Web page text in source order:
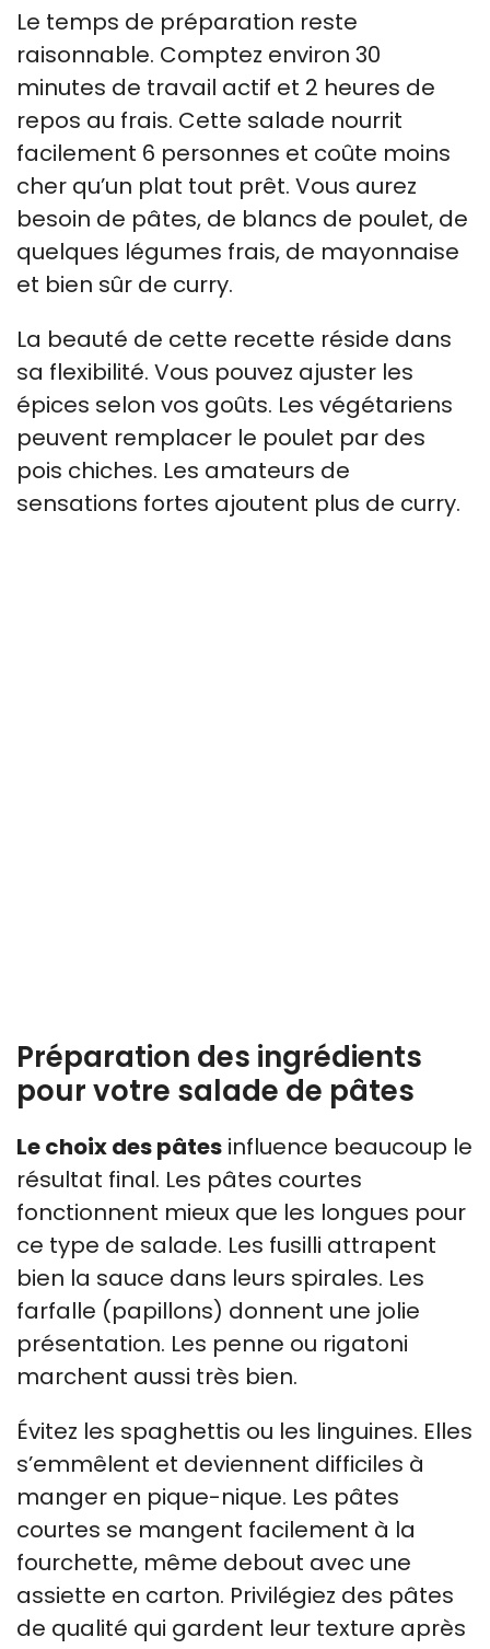
Le temps de préparation reste
raisonnable. Comptez environ 30
minutes de travail actif et 2 heures de
repos au frais. Cette salade nourrit
facilement 6 personnes et coûte moins
cher qu’un plat tout prêt. Vous aurez
besoin de pâtes, de blancs de poulet, de
quelques légumes frais, de mayonnaise
et bien sûr de curry.
La beauté de cette recette réside dans
sa flexibilité. Vous pouvez ajuster les
épices selon vos goûts. Les végétariens
peuvent remplacer le poulet par des
pois chiches. Les amateurs de
sensations fortes ajoutent plus de curry.
Préparation des ingrédients
pour votre salade de pâtes
Le choix des pâtes influence beaucoup le
résultat final. Les pâtes courtes
fonctionnent mieux que les longues pour
ce type de salade. Les fusilli attrapent
bien la sauce dans leurs spirales. Les
farfalle (papillons) donnent une jolie
présentation. Les penne ou rigatoni
marchent aussi très bien.
Évitez les spaghettis ou les linguines. Elles
s’emmêlent et deviennent difficiles à
manger en pique-nique. Les pâtes
courtes se mangent facilement à la
fourchette, même debout avec une
assiette en carton. Privilégiez des pâtes
de qualité qui gardent leur texture après